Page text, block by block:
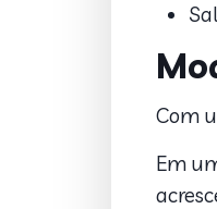
Com
Em